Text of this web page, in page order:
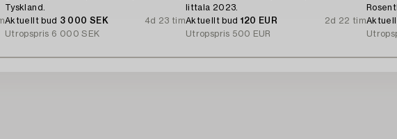
Tyskland.
Aktuellt bud 3 000 SEK
4d 23 tim
Utropspris 6 000 SEK
Iittala 2023.
Aktuellt bud 120 EUR
2d 22 tim
Utropspris 500 EUR